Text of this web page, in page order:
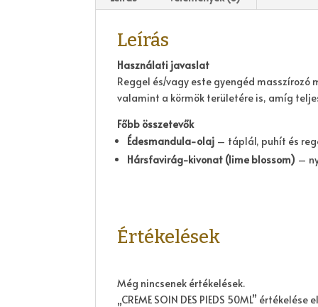
Leírás
Használati javaslat
Reggel és/vagy este gyengéd
valamint a körmök területére is, amíg
Főbb összetevők
Édesmandula-olaj – táplál, puhít és
Hársfavirág-kivonat (lime blossom) –
Értékelések
Még nincsenek értékelések.
„CREME SOIN DES PIEDS 50ML” értékelése